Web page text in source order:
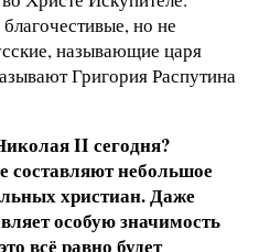
но не
называющие царя
Григория Распутина
II сегодня?
составляют небольшое
христиан. Даже
особую значимость
всё равно будет